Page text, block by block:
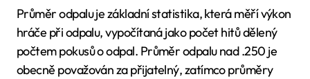
Průměr odpalu je základní statistika, která měří výkon
hráče při odpalu, vypočítaná jako počet hitů dělený
počtem pokusů o odpal. Průměr odpalu nad .250 je
obecně považován za přijatelný, zatímco průměry